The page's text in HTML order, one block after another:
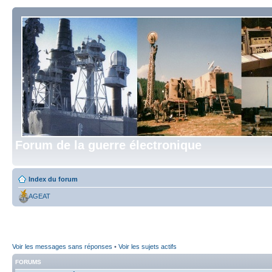
Forum de la guerre électronique
Index du forum
AGEAT
Voir les messages sans réponses • Voir les sujets actifs
FORUMS